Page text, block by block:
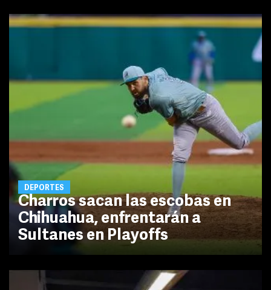
DEPORTES
Charros sacan las escobas en
Chihuahua, enfrentarán a
Sultanes en Playoffs